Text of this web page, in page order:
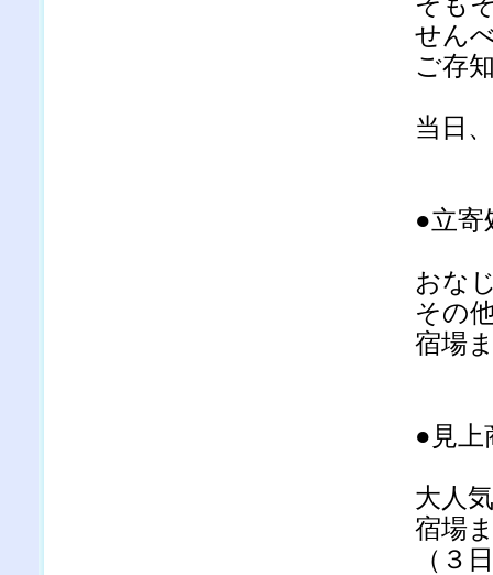
せん
ご存
当日
●立寄
おな
その
宿場
●見上
大人
宿場
（３